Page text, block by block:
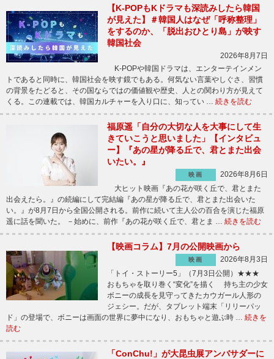
【K-POPもKドラマも深読みしたら韓国
が見えた】＃韓国人はなぜ「呼称整理」
をするのか、「脱出おひとり島」が映す
韓国社会
2026年8月7日
K-POPや韓国ドラマは、エンターテインメン
トであると同時に、韓国社会を映す鏡でもある。何気ない言葉やしぐさ、習慣
の背景をたどると、その国ならではの価値観や歴史、人との関わり方が見えて
くる。この連載では、韓国カルチャーを入り口に、知ってい … 続きを読む
福原遥「自分の大切な人を大事にして生
きていこうと思いました」【インタビュ
ー】『あの星が降る丘で、君とまた出会
いたい。』
映画
2026年8月6日
大ヒット映画『あの花が咲く丘で、君とまた
出会えたら。』の続編にして完結編『あの星が降る丘で、君とまた出会いた
い。』が8月7日から全国公開される。前作に続いて主人公の百合を演じた福原
遥に話を聞いた。 －始めに、前作『あの花が咲く丘で、君とま … 続きを読む
【映画コラム】7月の公開映画から
映画
2026年8月3日
「トイ・ストーリー5」（7月3日公開）★★★
おもちゃを取り巻く“変化”を描く 持ち主の少女
ボニーの成長を見守ってきたカウガール人形の
ジェシー。だが、タブレット端末「リリーパッ
ド」の登場で、ボニーは画面の世界に夢中になり、おもちゃと遊ぶ時 … 続きを
読む
「ConChu!」が大昆虫展アンバサダーに